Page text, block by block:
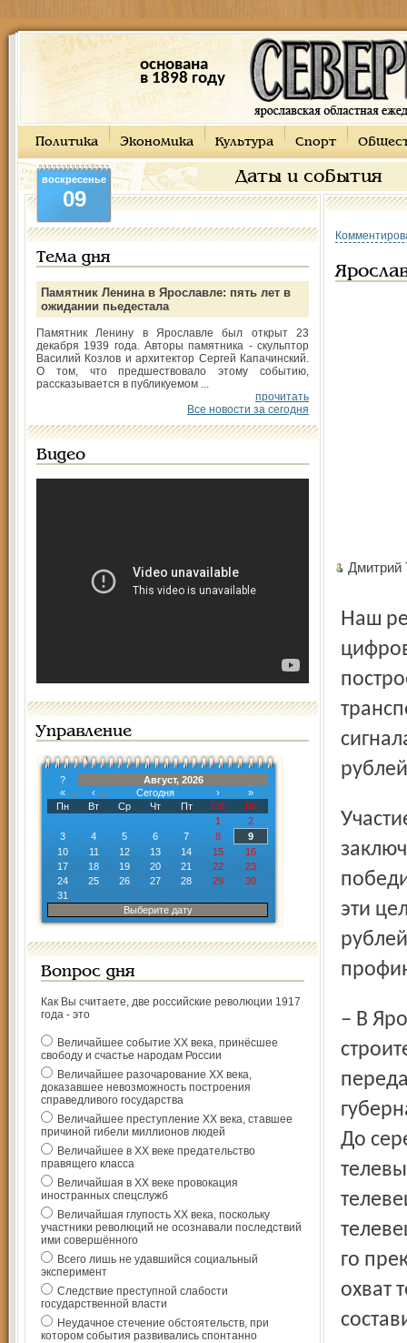
основана
в 1898 году
Политика Экономика Культура Спорт
Даты и события
воскресенье
09
Тема дня
Памятник Ленина в Ярославле: пять лет в
ожидании пьедестала
Памятник Ленину в Ярославле был открыт 23
декабря 1939 года. Авторы памятника - скульптор
Василий Козлов и архитектор Сергей Капачинский.
О том, что предшествовало этому событию,
рассказывается в публикуемом ...
прочитать
Все новости за сегодня
Видео
Управление
?
Август, 2026
«
‹ Сегодня ›
»
Пн
Вт Ср Чт Пт Сб
Вс
1
2
3
4 5 6 7 8
9
10
11 12 13 14 15
16
17
18 19 20 21 22
23
24
25 26 27 28 29
30
31
Выберите дату
Вопрос дня
Как Вы считаете, две российские революции 1917
года - это
Величайшее событие ХХ века, принёсшее
свободу и счастье народам России
Величайшее разочарование ХХ века,
доказавшее невозможность построения
справедливого государства
Величайшее преступление ХХ века, ставшее
причиной гибели миллионов людей
Величайшее в ХХ веке предательство
правящего класса
Величайшая в ХХ веке провокация
иностранных спецслужб
Величайшая глупость ХХ века, поскольку
участники революций не осознавали последствий
ими совершённого
Всего лишь не удавшийся социальный
эксперимент
Следствие преступной слабости
государственной власти
Неудачное стечение обстоятельств, при
котором события развивались спонтанно
Наш регион попал в число пилотных по развитию
Участие Ярославской области в развитии цифрового ТВ
эти
– В Ярославской области начинается ускоренное
До
го
охват